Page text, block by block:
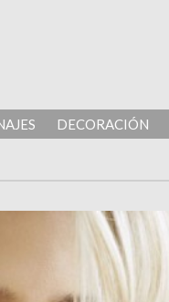
DECORACIÓN